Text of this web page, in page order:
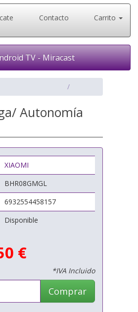
Contacto Carrito
TV - Miracast
Autonomía
XIAOMI
BHR08GMGL
6932554458157
Disponible
€
*IVA Incluido
Comprar